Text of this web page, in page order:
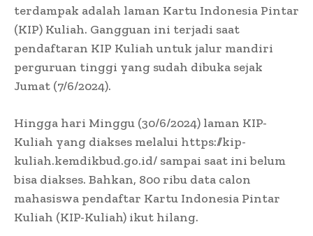
terdampak adalah laman Kartu Indonesia Pintar
(KIP) Kuliah. Gangguan ini terjadi saat
pendaftaran KIP Kuliah untuk jalur mandiri
perguruan tinggi yang sudah dibuka sejak
Jumat (7/6/2024).
Hingga hari Minggu (30/6/2024) laman KIP-
Kuliah yang diakses melalui https://kip-
kuliah.kemdikbud.go.id/ sampai saat ini belum
bisa diakses. Bahkan, 800 ribu data calon
mahasiswa pendaftar Kartu Indonesia Pintar
Kuliah (KIP-Kuliah) ikut hilang.